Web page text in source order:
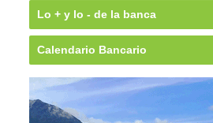
Lo + y lo - de la banca
Calendario Bancario